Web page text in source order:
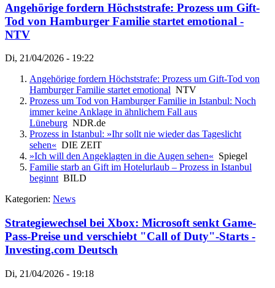
Angehörige fordern Höchststrafe: Prozess um Gift-
Tod von Hamburger Familie startet emotional -
NTV
Di, 21/04/2026 - 19:22
Angehörige fordern Höchststrafe: Prozess um Gift-Tod von
Hamburger Familie startet emotional NTV
Prozess um Tod von Hamburger Familie in Istanbul: Noch
immer keine Anklage in ähnlichem Fall aus
Lüneburg NDR.de
Prozess in Istanbul: »Ihr sollt nie wieder das Tageslicht
sehen« DIE ZEIT
»Ich will den Angeklagten in die Augen sehen« Spiegel
Familie starb an Gift im Hotelurlaub – Prozess in Istanbul
beginnt BILD
Kategorien: News
Strategiewechsel bei Xbox: Microsoft senkt Game-
Pass-Preise und verschiebt "Call of Duty"-Starts -
Investing.com Deutsch
Di, 21/04/2026 - 19:18